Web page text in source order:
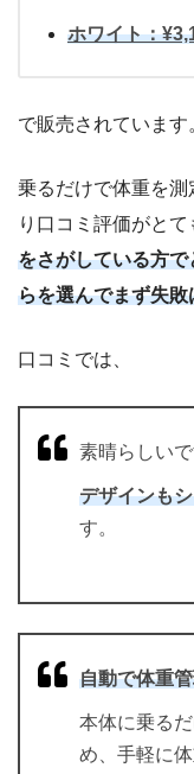
ホワイト：
で販売されています
乗るだけで体重を測
り口コミ評価がとて
をさがしている方
らを選んでまず失敗
口コミでは、
素晴らしいで
デザインも
す。
自動で体重
本体に乗る
め、手軽に